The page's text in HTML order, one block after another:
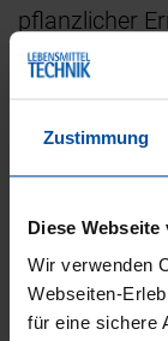
Zustimmung
Diese
Wir verwenden
Webseiten-
für eine sichere
pflanzlicher
neue Tofu-
Landquart in